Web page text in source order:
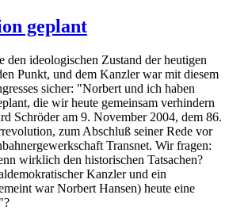
geplant
den ideologischen Zustand der heutigen
Punkt, und dem Kanzler war mit diesem
sicher: "Norbert und ich haben
die wir heute gemeinsam verhindern
Schröder am 9. November 2004, dem 86.
zum Abschluß seiner Rede vor
Transnet. Wir fragen:
wirklich den historischen Tatsachen?
Kanzler und ein
war Norbert Hansen) heute eine